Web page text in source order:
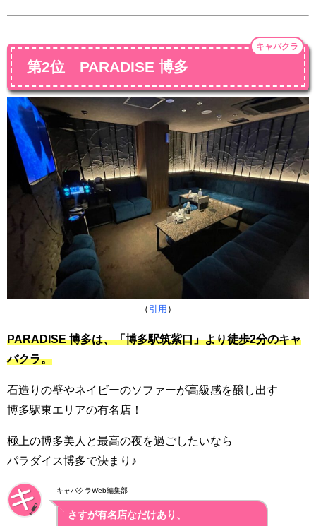
第2位 PARADISE 博多
キャバクラ
（ 引用 ）
PARADISE 博多は、「博多駅筑紫口」より徒歩2分のキャ
バクラ。
石造りの壁やネイビーのソファーが高級感を醸し出す
博多駅東エリアの有名店！
極上の博多美人と最高の夜を過ごしたいなら
パラダイス博多で決まり♪
キャバクラWeb編集部
さすが有名店なだけあり、